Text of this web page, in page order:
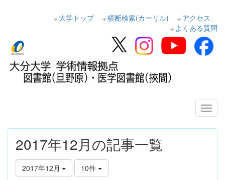
大学トップ 横断検索(カーリル)
アクセス
よくある質問
2017年12月の記事一覧
2017年12月 10件